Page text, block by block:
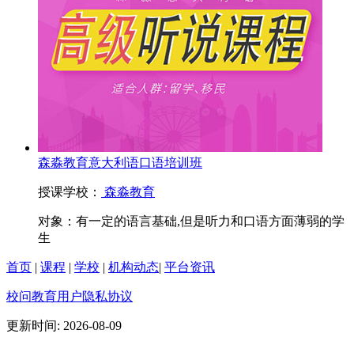
森淼教育意大利语口语培训班
授课学校： 森淼教育
对象： 有一定的语言基础,但是听力和口语方面薄弱的学
生
首页 | 课程 | 学校 | 机构动态| 平台资讯
校问教育用户隐私协议
更新时间: 2026-08-09